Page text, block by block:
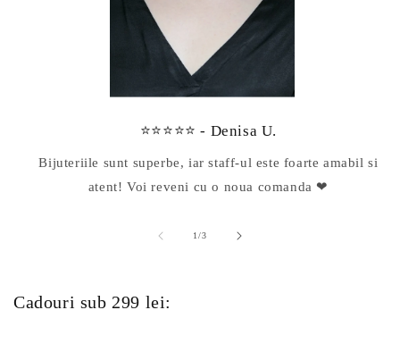
⭐⭐⭐⭐⭐ - Denisa U.
Bijuteriile sunt superbe, iar staff-ul este foarte amabil si
atent! Voi reveni cu o noua comanda ❤
1/din
3
Cadouri sub 299 lei: